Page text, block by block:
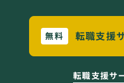
無料 転職支援
転職支援サ